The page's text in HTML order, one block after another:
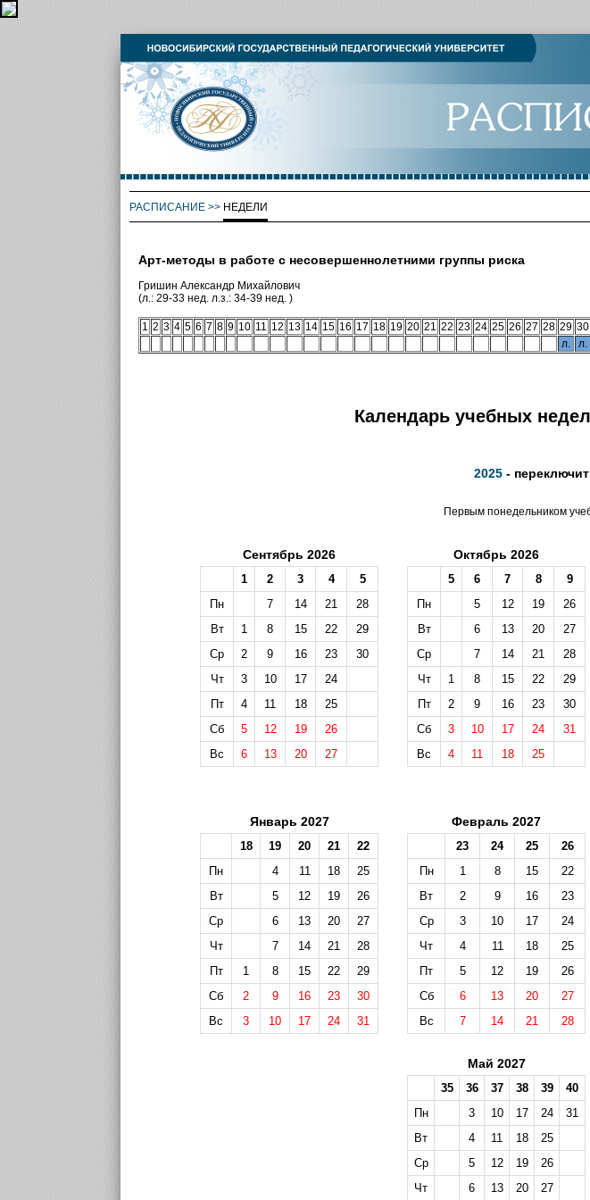
РАСПИСАНИЕ>> НЕДЕЛИ
Арт-методы в работе с несовершеннолетними группы риска
Гришин Александр Михайлович
(л.: 29-33 нед. л.з.: 34-39 нед. )
1 2 3 4 5 6 7 8 9 10 11 12 13 14 15 16 17 18 19 20 21 22 23 24 25 26 27 28 29 30
л.
л.
Календарь учебных
2025-
Первым понедельником
Сентябрь 2026
1 2 3 4
5
Пн
7 14 21
28
Вт
1 8 15 22
29
Ср
2 9 16 23
30
Чт
3 10 17
24
Пт
4 11 18
25
Сб
5 12 19
26
Вс
6 13 20 27
Октябрь 2026
5 6 7 8
9
Пн
5 12 19
26
Вт
6 13 20
27
Ср
7 14 21
28
Чт
1 8 15 22
29
Пт
2 9 16 23
30
Сб
3 10 17 24
31
Вс
4 11 18 25
Январь 2027
18 19 20 21
22
Пн
4 11 18
25
Вт
5 12 19
26
Ср
6 13 20
27
Чт
7 14 21
28
Пт
1 8 15 22
29
Сб
2 9 16 23
30
Вс
3 10 17 24 31
Февраль 2027
23 24 25
26
Пн
1 8 15
22
Вт
2 9 16
23
Ср
3 10 17
24
Чт
4 11 18
25
Пт
5 12 19
26
Сб
6 13 20
27
Вс
7 14 21 28
Май 2027
35 36 37 38 39
40
Пн
3 10 17 24
31
Вт
4 11 18
25
Ср
5 12 19
26
Чт
6 13 20 27